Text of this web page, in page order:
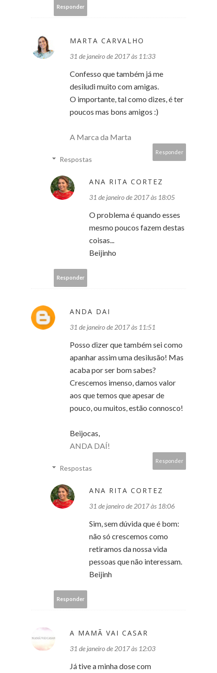
Responder
MARTA CARVALHO
31 de janeiro de 2017 às 11:33
Confesso que também já me
desiludi muito com amigas.
O importante, tal como dizes, é ter
poucos mas bons amigos :)
A Marca da Marta
Responder
Respostas
ANA RITA CORTEZ
31 de janeiro de 2017 às 18:05
O problema é quando esses
mesmo poucos fazem destas
coisas...
Beijinho
Responder
ANDA DAI
31 de janeiro de 2017 às 11:51
Posso dizer que também sei como
apanhar assim uma desilusão! Mas
acaba por ser bom sabes?
Crescemos imenso, damos valor
aos que temos que apesar de
pouco, ou muitos, estão connosco!
Beijocas,
ANDA DAÍ!
Responder
Respostas
ANA RITA CORTEZ
31 de janeiro de 2017 às 18:06
Sim, sem dúvida que é bom:
não só crescemos como
retiramos da nossa vida
pessoas que não interessam.
Beijinh
Responder
A MAMÃ VAI CASAR
31 de janeiro de 2017 às 12:03
Já tive a minha dose com